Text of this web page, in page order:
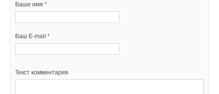
Ваше имя *
Ваш E-mail *
Текст комментария
Ваш E-mail *
Текст комментария